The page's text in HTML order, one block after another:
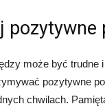
pozytywne
może być trudne
pozytywne
chwilach.